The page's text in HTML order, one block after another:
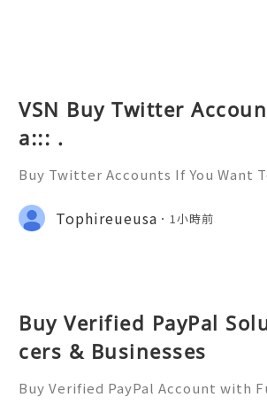
VSN Buy Twitter
a::: .
Buy Twitter Accounts If You Want
Social network and have Likes,
hares On All Of Your Posts. W
Tophireueusa 1小時前
Buy Verified PayPal
cers & Businesses
Buy Verified PayPal Account with